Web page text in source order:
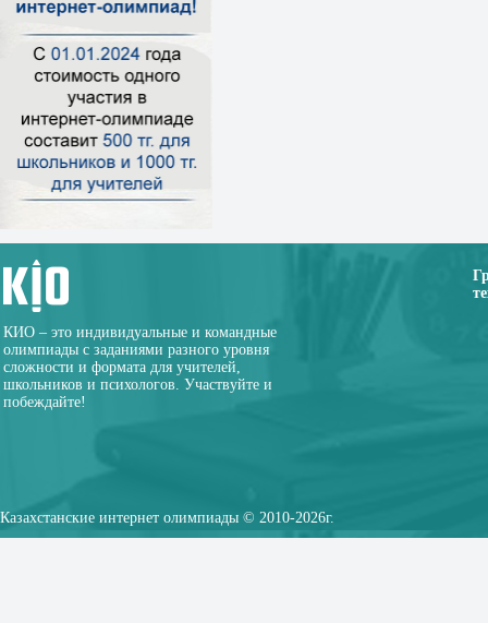
КИО – это индивидуальные и командные
олимпиады с заданиями разного уровня
сложности и формата для учителей,
школьников и психологов. Участвуйте и
побеждайте!
Казахстанские интернет олимпиады © 2010-2026г.